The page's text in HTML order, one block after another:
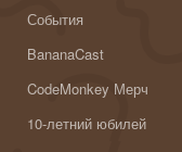
События
BananaCast
CodeMonkey Мерч
10-летний юбилей